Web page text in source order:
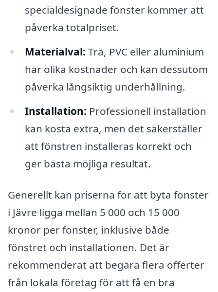
specialdesignade fönster kommer att
påverka totalpriset.
Materialval: Trä, PVC eller aluminium
har olika kostnader och kan dessutom
påverka långsiktig underhållning.
Installation: Professionell installation
kan kosta extra, men det säkerställer
att fönstren installeras korrekt och
ger bästa möjliga resultat.
Generellt kan priserna för att byta fönster
i Jävre ligga mellan 5 000 och 15 000
kronor per fönster, inklusive både
fönstret och installationen. Det är
rekommenderat att begära flera offerter
från lokala företag för att få en bra